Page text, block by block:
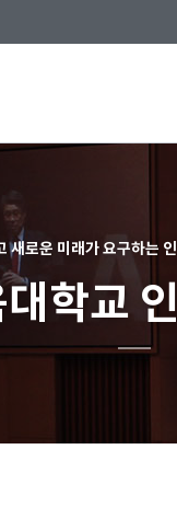
새로운 미래가 요구하는
학교